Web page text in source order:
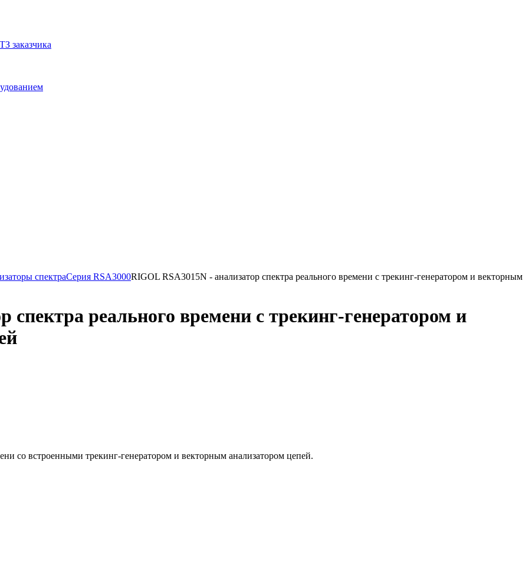
заказчика
спектраСерия RSA3000RIGOL RSA3015N - анализатор спектра реального времени с трекинг-генератором и векторным
спектра реального времени с трекинг-генератором и
со встроенными трекинг-генератором и векторным анализатором цепей.